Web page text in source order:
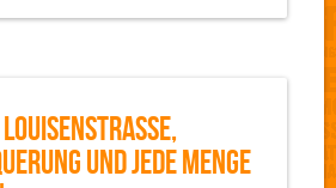
A
UND JEDE MENGE F